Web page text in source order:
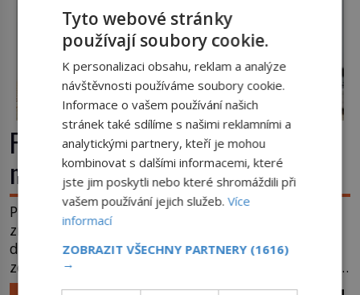
Feng šuej: Tajemství prostoru, který
má přinášet štěstí
Proč někdo pečlivě otáčí postel, hlídá polohu
zrcadel a do pokoje přidává rostliny, vodu nebo
dřevo? Feng šuej tvrdí, že domov není jen soubor
zdí a nábytku. Je to prostor, kterým proudí energie
čchi a jeho uspořádání může ovlivňovat, jak se v
Tyto webové stránky
používají soubory cookie.
K personalizaci obsahu, reklam a analýze
návštěvnosti používáme soubory cookie.
Informace o vašem používání našich
stránek také sdílíme s našimi reklamními a
analytickými partnery, kteří je mohou
kombinovat s dalšími informacemi, které
jste jim poskytli nebo které shromáždili při
vašem používání jejich služeb.Více
informací
ZOBRAZIT VŠECHNY PARTNERY (1616)
→